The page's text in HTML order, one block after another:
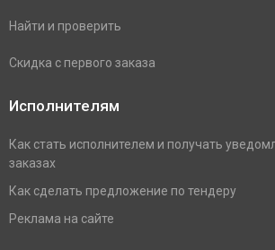
Найти и проверить
Скидка с первого заказа
Исполнителям
Как стать исполнителем и получать
заказах
Как сделать предложение по тендеру
Реклама на сайте